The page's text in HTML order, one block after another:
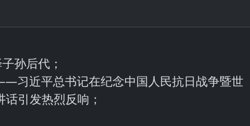
孙后代；
习近平总书记在纪念中国人民抗日战争暨世
引发热烈反响；